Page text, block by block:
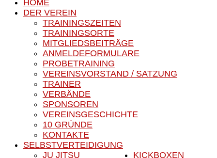
HOME
DER VEREIN
TRAININGSZEITEN
TRAININGSORTE
MITGLIEDSBEITRÄGE
ANMELDEFORMULARE
PROBETRAINING
VEREINSVORSTAND / SATZUNG
TRAINER
VERBÄNDE
SPONSOREN
VEREINSGESCHICHTE
10 GRÜNDE
KONTAKTE
SELBSTVERTEIDIGUNG
JU JITSU
KICKBOXEN